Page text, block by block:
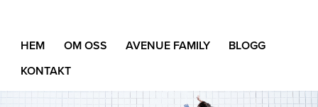
HEM OM OSS AVENUE FAMILY
BLOGG
KONTAKT